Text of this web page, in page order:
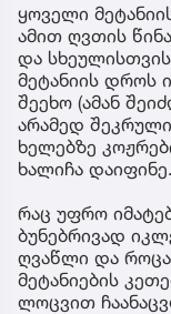
ყოველი
ამით ღვთის
და
მეტანიის დროს
შეეხო (ამან
არამედ
ხელებზე
ხალიჩა დაიფინე.
რაც უფრო
ბუნებრივად
ღვაწლი და
მეტანიების
ლოცვით